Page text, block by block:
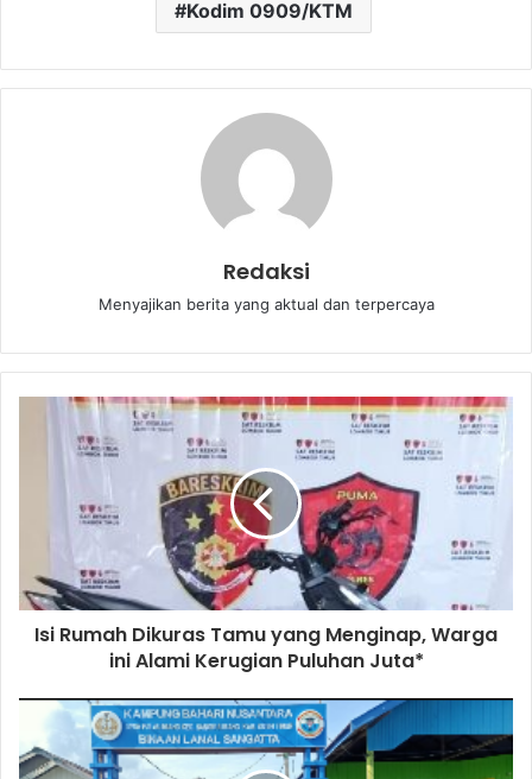
Kodim 0909/KTM
Redaksi
Menyajikan berita yang aktual dan terpercaya
Isi Rumah Dikuras Tamu yang Menginap, Warga
ini Alami Kerugian Puluhan Juta*